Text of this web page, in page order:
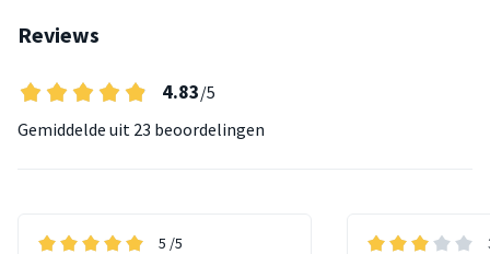
Reviews
4.83/5
Gemiddelde uit 23 beoordelingen
5 /5